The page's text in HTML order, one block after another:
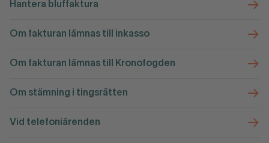
Hantera bluffaktura
Om fakturan lämnas till inkasso
Om fakturan lämnas till Kronofogden
Om stämning i tingsrätten
Vid telefoniärenden